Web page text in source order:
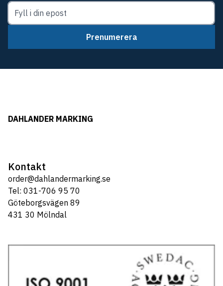
Prenumerera
DAHLANDER MARKING
Kontakt
order@dahlandermarking.se
Tel: 031-706 95 70
Göteborgsvägen 89
431 30 Mölndal